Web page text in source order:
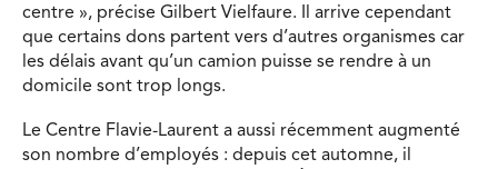
centre », précise Gilbert Vielfaure. Il arrive cependant
que certains dons partent vers d’autres organismes car
les délais avant qu’un camion puisse se rendre à un
domicile sont trop longs.
Le Centre Flavie-Laurent a aussi récemment augmenté
son nombre d’employés : depuis cet automne, il